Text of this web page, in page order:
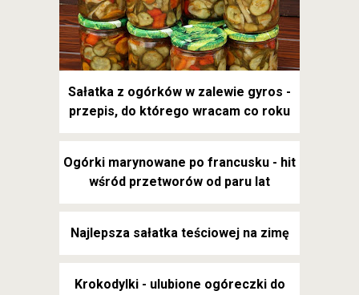
Sałatka z ogórków w zalewie gyros -
przepis, do którego wracam co roku
Ogórki marynowane po francusku - hit
wśród przetworów od paru lat